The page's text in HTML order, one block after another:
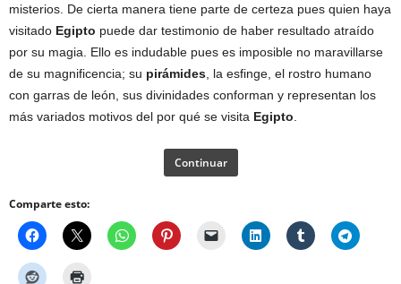
misterios. De cierta manera tiene parte de certeza pues quien haya
visitado Egipto puede dar testimonio de haber resultado atraído
por su magia. Ello es indudable pues es imposible no maravillarse
de su magnificencia; su pirámides , la esfinge, el rostro humano
con garras de león, sus divinidades conforman y representan los
más variados motivos del por qué se visita Egipto
Continuar
Comparte esto: